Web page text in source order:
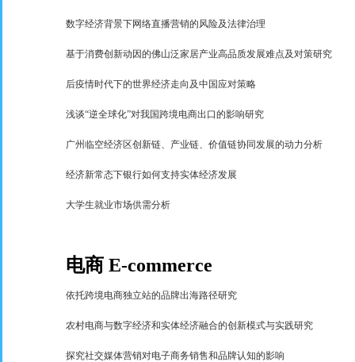
数字经济背景下网络直播营销的风险及法律治理
基于消费创新动因的佛山泛家居产业高品质发展难点及对策研究
后疫情时代下的世界经济走向及中国应对策略
浅谈“逆全球化”对我国跨境电商出口的影响研究
广州临空经济区创新链、产业链、价值链协同发展的动力分析
经济新常态下银行如何支持实体经济发展
大学生就业市场供需分析
电商E-commerce
依托跨境电商独立站的品牌出海路径研究
农村电商与数字经济和实体经济融合的创新模式与实践研究
探究社交媒体营销对电子商务销售和品牌认知的影响